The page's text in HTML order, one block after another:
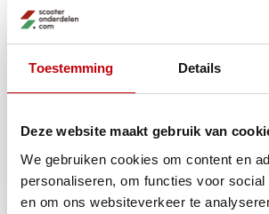
Toestemming Details
Deze website maakt gebruik van
We gebruiken cookies om content en
personaliseren, om functies voor social
en om ons websiteverkeer te
Schroef
achterlichtglas